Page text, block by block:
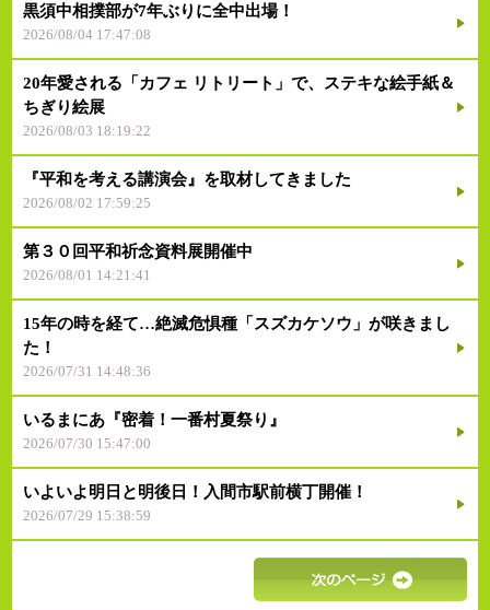
黒須中相撲部が7年ぶりに全中出場！
2026/08/04 17:47:08
20年愛される「カフェ リトリート」で、ステキな絵手紙＆
ちぎり絵展
2026/08/03 18:19:22
『平和を考える講演会』を取材してきました
2026/08/02 17:59:25
第３０回平和祈念資料展開催中
2026/08/01 14:21:41
15年の時を経て…絶滅危惧種「スズカケソウ」が咲きまし
た！
2026/07/31 14:48:36
いるまにあ『密着！一番村夏祭り』
2026/07/30 15:47:00
いよいよ明日と明後日！入間市駅前横丁開催！
2026/07/29 15:38:59